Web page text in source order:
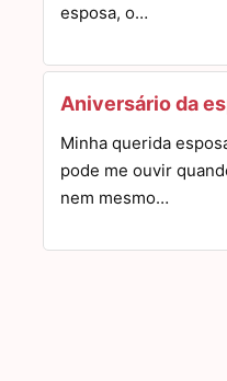
esposa, o…
Aniversário da
Minha querida
pode me ouvir
nem mesmo…